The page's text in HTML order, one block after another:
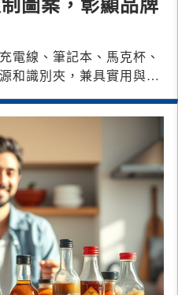
圖案，彰顯品牌
電線、筆記本、馬克杯、
和識別夾，兼具實用與品
最佳贈品